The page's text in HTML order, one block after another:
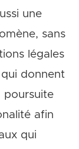
une
sans
légales
donnent
poursuite
afin
qui